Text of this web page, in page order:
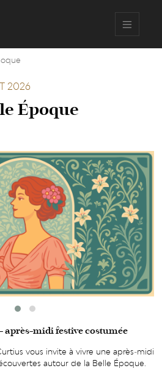
2026
Époque
après-midi festive costumée
vous invite à vivre une après‑midi
autour de la Belle Époque.